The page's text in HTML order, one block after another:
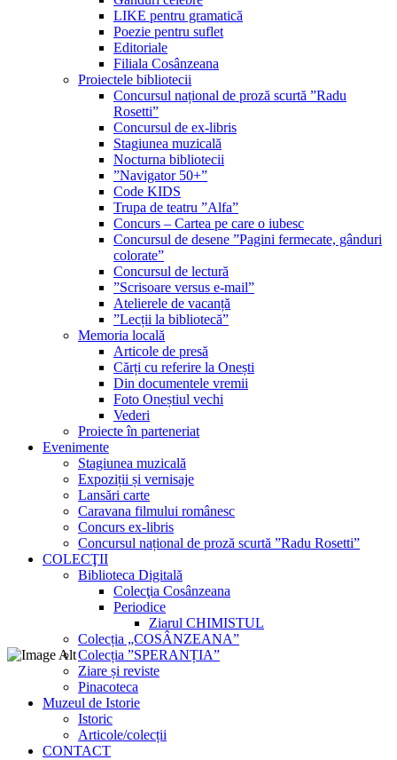
LIKE pentru gramatică
Poezie pentru suflet
Editoriale
Filiala Cosânzeana
Proiectele bibliotecii
Concursul național de proză scurtă ”Radu
Rosetti”
Concursul de ex-libris
Stagiunea muzicală
Nocturna bibliotecii
”Navigator 50+”
Code KIDS
Trupa de teatru ”Alfa”
Concurs – Cartea pe care o iubesc
Concursul de desene ”Pagini fermecate, gânduri
colorate”
Concursul de lectură
”Scrisoare versus e-mail”
Atelierele de vacanță
”Lecții la bibliotecă”
Memoria locală
Articole de presă
Cărți cu referire la Onești
Din documentele vremii
Foto Oneștiul vechi
Vederi
Proiecte în parteneriat
Evenimente
Stagiunea muzicală
Expoziții și vernisaje
Lansări carte
Caravana filmului românesc
Concurs ex-libris
Concursul național de proză scurtă ”Radu Rosetti”
COLECŢII
Biblioteca Digitală
Colecţia Cosânzeana
Periodice
Ziarul CHIMISTUL
Colecția „COSÂNZEANA”
Colecția ”SPERANȚIA”
Ziare și reviste
Pinacoteca
Muzeul de Istorie
Istoric
Articole/colecții
CONTACT